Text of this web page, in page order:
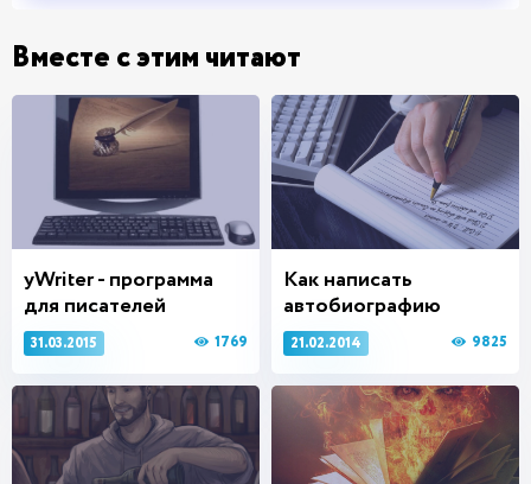
Вместе с этим читают
yWriter - программа
для писателей
31.03.2015 1769
Как написать
автобиографию
21.02.2014 9825